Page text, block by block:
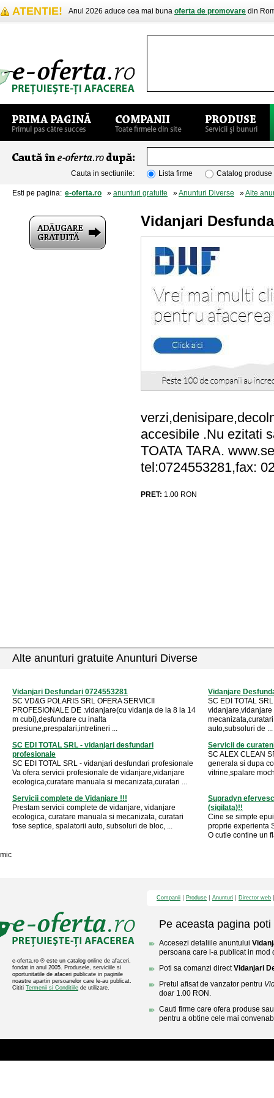
ATENTIE! Anul 2026 aduce cea mai buna oferta de promovare din
Cauta in sectiunile: Lista firme Catalog produse
Esti pe pagina: e-oferta.ro » anunturi gratuite »Anunturi Diverse »Alte
Vidanjari
accesibile .Nu ezitati
TOATA TARA.
tel:0724553281,fax:
PRET: 1.00 RON
Alte anunturi gratuite Anunturi Diverse
Vidanjari Desfundari 0724553281
SC VD&G POLARIS SRL OFERA SERVICII
PROFESIONALE DE :vidanjare(cu vidanja de la 8 la 14
m cubi),desfundare cu inalta
presiune,prespalari,intretineri ...
Vidanjare
SC EDI TOTAL
auto,subsoluri de ...
SC EDI TOTAL SRL - vidanjari desfundari
profesionale
SC EDI TOTAL SRL - vidanjari desfundari profesionale
Va ofera servicii profesionale de vidanjare,vidanjare
ecologica,curatare manuala si mecanizata,curatari ...
Servicii de
SC ALEX CLEAN
generala si dupa
vitrine,spalare
Servicii complete de Vidanjare !!!
Prestam servicii complete de vidanjare, vidanjare
ecologica, curatare manuala si mecanizata, curatari
fose septice, spalatorii auto, subsoluri de bloc, ...
Supradyn
(sigilata)!!
Cine se simpte
proprie experienta
O cutie contine un
mic
e-oferta.ro ® este un catalog online de afaceri,
fondat in anul 2005. Produsele, serviciile si
oportunitatile de afaceri publicate in paginile
noastre apartin persoanelor care le-au publicat.
Cititi Termenii si Conditiile de utilizare.
Companii Produse Anunturi Director web
Pe aceasta pagina poti
Accesezi detaliile anuntului
persoana care l-a publicat in mod
Poti sa comanzi directVidanjari
Pretul afisat de vanzator pentru
doar 1.00 RON.
Cauti firme care ofera produse
pentru a obtine cele mai